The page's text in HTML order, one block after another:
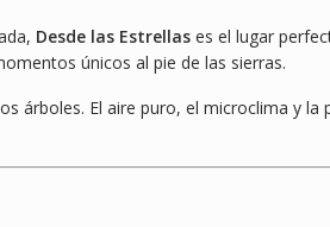
Desde las Estrellas es el lugar
únicos al pie de las sierras.
árboles. El aire puro, el microclima y la